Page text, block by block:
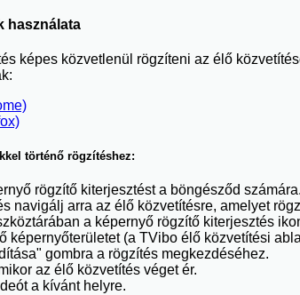
használata
képes közvetlenül rögzíteni az élő
történő rögzítéshez:
rögzítő kiterjesztést a böngésződ számára.
navigálj arra az élő közvetítésre, amelyet
a képernyő rögzítő kiterjesztés
képernyőterületet (a TVibo élő közvetítési
gombra a rögzítés megkezdéséhez.
az élő közvetítés véget ér.
a kívánt helyre.